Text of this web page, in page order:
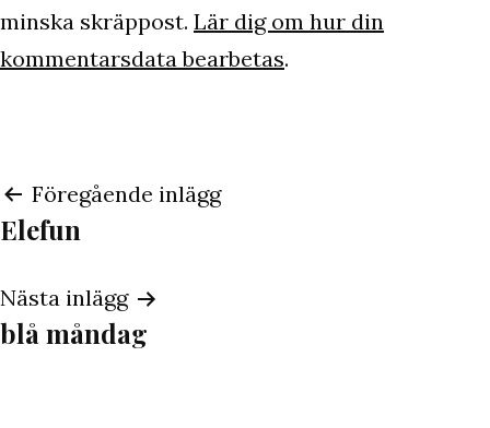
minska skräppost. Lär dig om hur din
kommentarsdata bearbetas.
Inläggsnavigering
Föregående inlägg
Elefun
Nästa inlägg
blå måndag